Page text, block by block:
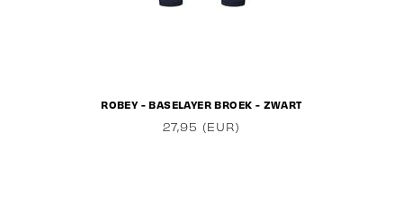
ROBEY - BASELAYER BROEK - ZWART
27,95 (EUR)